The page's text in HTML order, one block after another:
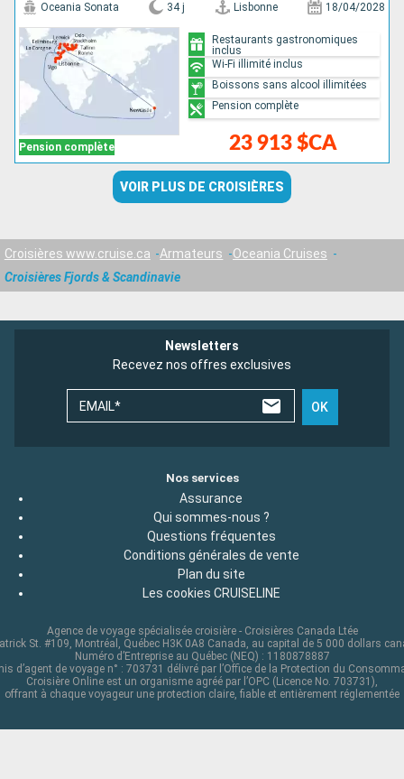
Pension complète
Oceania Sonata 34 j Lisbonne 18/04/2028
23 913 $CA
Restaurants gastronomiques
inclus
Wi-Fi illimité inclus
Boissons sans alcool illimitées
Pension complète
VOIR PLUS DE CROISIÈRES
Croisières www.cruise.ca Armateurs
Oceania Cruises
Croisières Fjords & Scandinavie
Newsletters
Recevez nos offres exclusives
EMAIL* OK
Nos services
Assurance
Qui sommes-nous ?
Questions fréquentes
Conditions générales de vente
Plan du site
Les cookies CRUISELINE
Agence de voyage spécialisée croisière - Croisières Canada Ltée
St. #109, Montréal, Québec H3K 0A8 Canada, au capital de 5 000 dollars
Numéro d’Entreprise au Québec (NEQ) : 1180878887
d’agent de voyage n° : 703731 délivré par l’Office de la Protection du
Croisière Online est un organisme agréé par l’OPC (Licence No. 703731),
offrant à chaque voyageur une protection claire, fiable et entièrement réglementée